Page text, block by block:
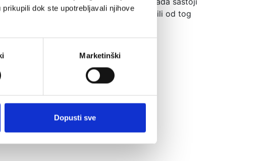
dok ste upotrebljavali njihove
Marketinški
Dopusti sve
usluga koje su predmet ugovora ili od tog